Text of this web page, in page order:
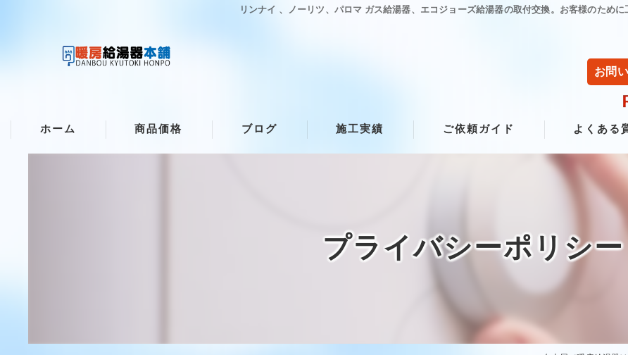
リンナイ 、ノーリツ、パロマ ガス給湯器、エコジョーズ給湯器の取付交換。お客様のため
お問
ホーム 商品価格 ブログ 施工実績 ご依頼ガイド よくある
プライバシーポリシー